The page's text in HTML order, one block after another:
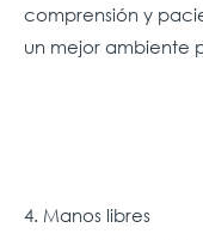
comprensión y
un mejor ambiente
4. Manos libres